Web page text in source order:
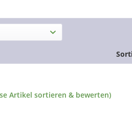
Artikel sortieren & bewerten)